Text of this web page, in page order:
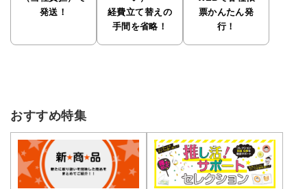
発送！
経費立て替えの
手間を省略！
票かんたん発
行！
おすすめ特集